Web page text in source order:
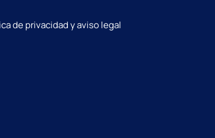
de privacidad y aviso legal